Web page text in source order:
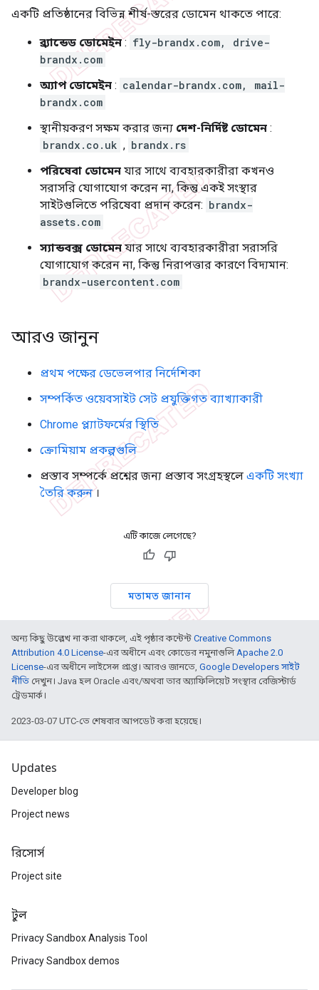
একটি প্রতিষ্ঠানের বিভিন্ন শীর্ষ-স্তরের ডোমেন থাকতে পারে:
ব্র্যান্ডেড ডোমেইন: fly-brandx.com, drive-
brandx.com
অ্যাপ ডোমেইন : calendar-brandx.com, mail-
brandx.com
স্থানীয়করণ সক্ষম করার জন্য দেশ-নির্দিষ্ট ডোমেন :
brandx.co.uk , brandx.rs
পরিষেবা ডোমেন যার সাথে ব্যবহারকারীরা কখনও
সরাসরি যোগাযোগ করেন না, কিন্তু একই সংস্থার
সাইটগুলিতে পরিষেবা প্রদান করেন: brandx-
assets.com
স্যান্ডবক্স ডোমেনযার সাথে ব্যবহারকারীরা সরাসরি
যোগাযোগ করেন না, কিন্তু নিরাপত্তার কারণে বিদ্যমান:
brandx-usercontent.com
আরও জানুন
প্রথম পক্ষের ডেভেলপার নির্দেশিকা
সম্পর্কিত ওয়েবসাইট সেট প্রযুক্তিগত ব্যাখ্যাকারী
Chrome প্ল্যাটফর্মের স্থিতি
ক্রোমিয়াম প্রকল্পগুলি
প্রস্তাব সম্পর্কে প্রশ্নের জন্য প্রস্তাব সংগ্রহস্থলে একটি সংখ্যা
তৈরি করুন।
এটি কাজে লেগেছে?
মতামত জানান
অন্য কিছু উল্লেখ না করা থাকলে, এই পৃষ্ঠার কন্টেন্ট Creative Commons
Attribution 4.0 License-এর অধীনে এবং কোডের নমুনাগুলি Apache 2.0
License-এর অধীনে লাইসেন্স প্রাপ্ত। আরও জানতে, Google Developers সাইট
নীতি দেখুন। Java হল Oracle এবং/অথবা তার অ্যাফিলিয়েট সংস্থার রেজিস্টার্ড
ট্রেডমার্ক।
2023-03-07 UTC-তে শেষবার আপডেট করা হয়েছে।
Updates
Developer blog
Project news
রিসোর্স
Project site
টুল
Privacy Sandbox Analysis Tool
Privacy Sandbox demos